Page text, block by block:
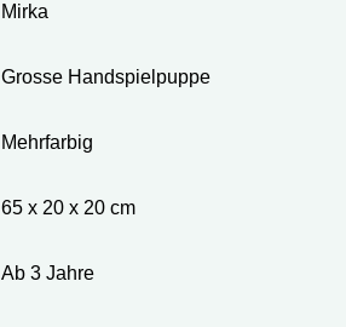
Mirka
Grosse Handspielpuppe
Mehrfarbig
65 x 20 x 20 cm
Ab 3 Jahre